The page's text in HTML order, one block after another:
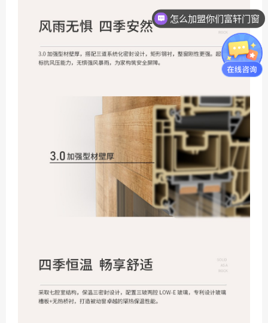
总部提供哪些扶持？